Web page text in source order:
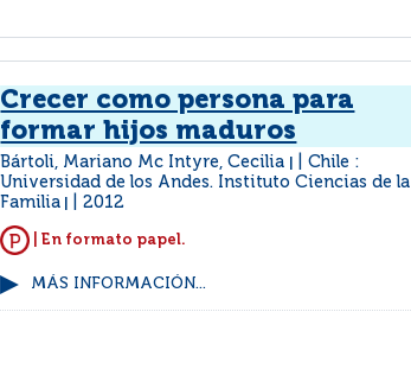
Crecer como persona para
formar hijos maduros
Bártoli, Mariano Mc Intyre, Cecilia
Chile :
Universidad de los Andes. Instituto Ciencias de la
Familia
2012
| En formato papel.
MÁS INFORMACIÓN...